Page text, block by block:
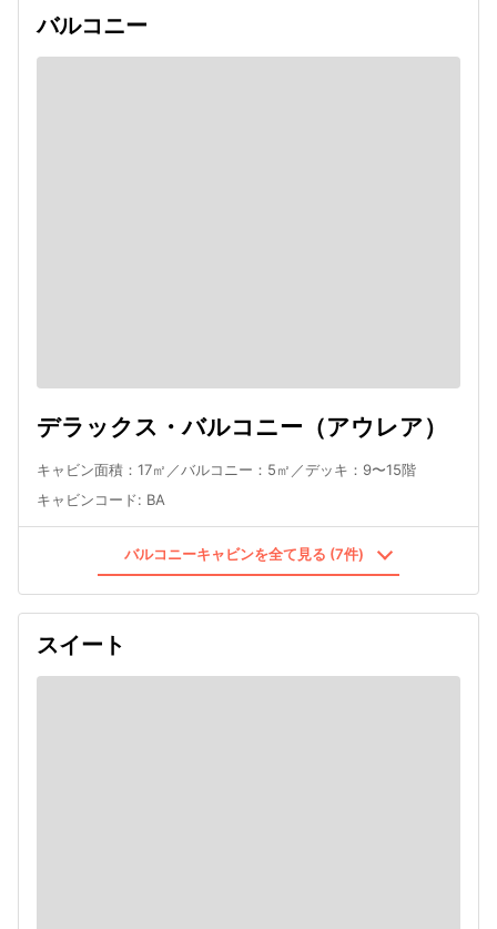
バルコニー
デラックス・バルコニー（アウレア）
キャビン面積：17㎡／バルコニー：5㎡／デッキ：9〜15階
キャビンコード: BA
バルコニーキャビンを全て見る (7件)
スイート